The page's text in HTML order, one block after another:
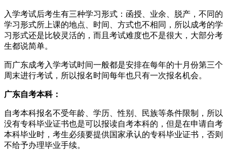
入学考试后考生有三种学习形式：函授、业余、脱产，不同的
学习形式所上课的地点、时间、方式也不相同，所以成考的学
习形式还是比较灵活的，而且考试难度也不是很大，大部分考
生都说简单。
而广东成考入学考试时间一般都是安排在每年的十月份第三个
周末进行考试，所以报名时间每年也只有一次报名机会。
广东自考本科：
自考本科报名不受年龄、学历、性别、民族等条件限制，所以
没有专科毕业证书也是可以报读自考本科的，但是在申请自考
本科毕业时，考生必须要提供国家承认的专科毕业证书，否则
不给予办理毕业手续。